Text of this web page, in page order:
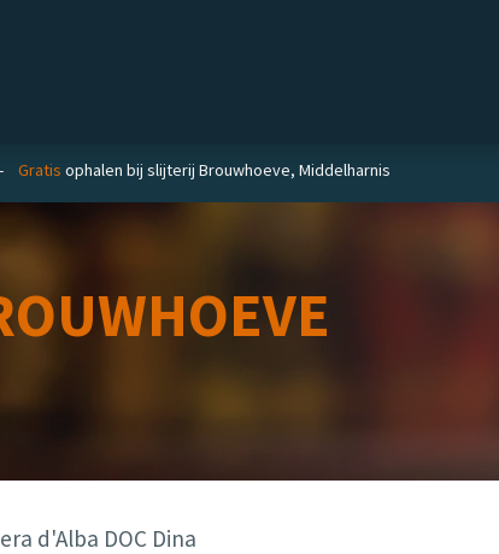
Gratis ophalen bij slijterij Brouwhoeve, Middelharnis
d'Alba DOC Dina